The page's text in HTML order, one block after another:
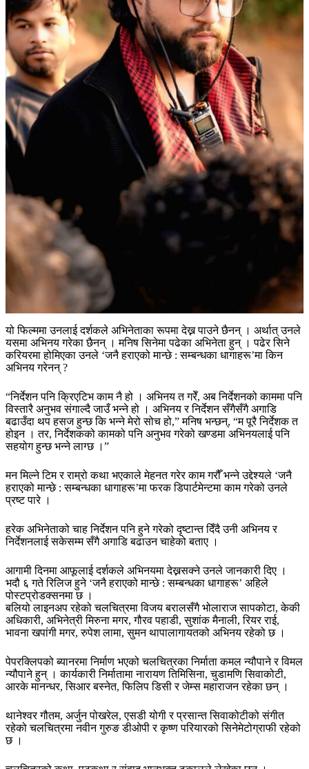
यो फिल्ममा उनलाई दर्शकले अभिनेताका रूपमा देख्न पाउने छैनन् । अर्थात् उनले
यसमा अभिनय गरेका छैनन् । मनिष सिनेमा पढेका अभिनेता हुन् । पढेर सिने
करियरमा होमिएका उनले ‘जनै हराएको मान्छे : सम्बन्धका धागाहरू’मा किन
अभिनय गरेनन् ?
“निर्देशन पनि क्रिएटिभ काम नै हो । अभिनय त गरेँ, अब निर्देशनको काममा पनि
विस्तारै अनुभव संगाल्दै जाउँ भन्ने हो । अभिनय र निर्देशन सँगैसँगै अगाडि
बढाउँदा थप हसज हुन्छ कि भन्ने मेरो सोच हो,” मनिष भन्छन्, “म पूरै निर्देशक त
होइन । तर, निर्देशकको कामको पनि अनुभव गरेको खण्डमा अभिनयलाई पनि
सहयोग हुन्छ भन्ने लाग्छ ।”
मन मिल्ने टिम र राम्रो कथा भएकाले मेहनत गरेर काम गरौँ भन्ने उद्देश्यले ‘जनै
हराएको मान्छे : सम्बन्धका धागाहरू’मा फरक डिपार्टमेन्टमा काम गरेको उनले
प्रष्ट पारे ।
हरेक अभिनेताको चाह निर्देशन पनि हुने गरेको दृष्टान्त दिँदै उनी अभिनय र
निर्देशनलाई सकेसम्म सँगै अगाडि बढाउन चाहेको बताए ।
आगामी दिनमा आफूलाई दर्शकले अभिनयमा देख्नसक्ने उनले जानकारी दिए ।
भदौ ६ गते रिलिज हुने ‘जनै हराएको मान्छे : सम्बन्धका धागाहरू’ अहिले
पोस्टप्रोडक्सनमा छ ।
बलियो लाइनअप रहेको चलचित्रमा विजय बरालसँगै भोलाराज सापकोटा, केकी
अधिकारी, अभिनेत्री मिरुना मगर, गौरव पहाडी, सुशांक मैनाली, रियर राई,
भावना खपांगी मगर, रुपेश लामा, सुमन थापालागायतको अभिनय रहेको छ ।
पेपरक्लिपको ब्यानरमा निर्माण भएको चलचित्रका निर्माता कमल न्यौपाने र विमल
न्यौपाने हुन् । कार्यकारी निर्मातामा नारायण तिमिसिना, चुडामणि सिवाकोटी,
आरके मानन्धर, सिआर बस्नेत, फिलिप डिसी र जेम्स महाराजन रहेका छन् ।
थानेश्वर गौतम, अर्जुन पोखरेल, एसडी योगी र प्रसान्त सिवाकोटीको संगीत
रहेको चलचित्रमा नवीन गुरुङ डीओपी र कृष्ण परियारको सिनेमेटोग्राफी रहेको
छ ।